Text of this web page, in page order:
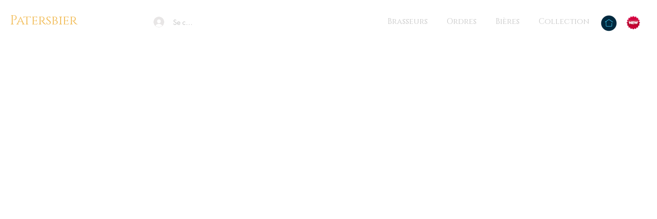
Patersbier Se connecter Brasseurs Ordres Bières Collection